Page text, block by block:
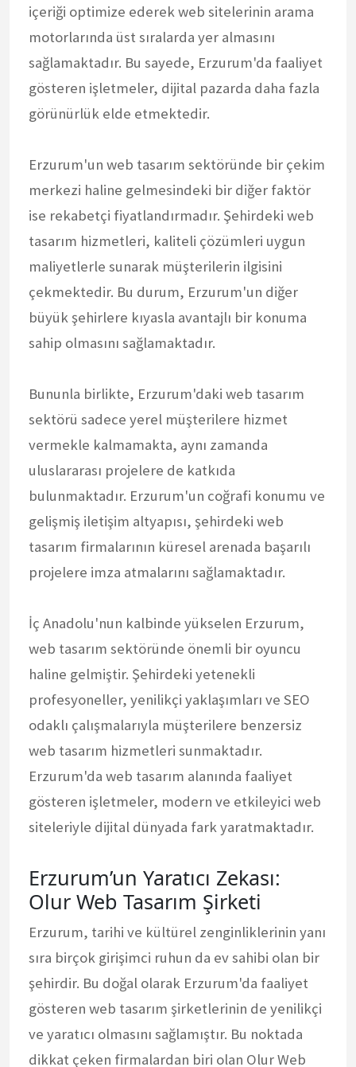
içeriği optimize ederek web sitelerinin arama
motorlarında üst sıralarda yer almasını
sağlamaktadır. Bu sayede, Erzurum'da faaliyet
gösteren işletmeler, dijital pazarda daha fazla
görünürlük elde etmektedir.
Erzurum'un web tasarım sektöründe bir çekim
merkezi haline gelmesindeki bir diğer faktör
ise rekabetçi fiyatlandırmadır. Şehirdeki web
tasarım hizmetleri, kaliteli çözümleri uygun
maliyetlerle sunarak müşterilerin ilgisini
çekmektedir. Bu durum, Erzurum'un diğer
büyük şehirlere kıyasla avantajlı bir konuma
sahip olmasını sağlamaktadır.
Bununla birlikte, Erzurum'daki web tasarım
sektörü sadece yerel müşterilere hizmet
vermekle kalmamakta, aynı zamanda
uluslararası projelere de katkıda
bulunmaktadır. Erzurum'un coğrafi konumu ve
gelişmiş iletişim altyapısı, şehirdeki web
tasarım firmalarının küresel arenada başarılı
projelere imza atmalarını sağlamaktadır.
İç Anadolu'nun kalbinde yükselen Erzurum,
web tasarım sektöründe önemli bir oyuncu
haline gelmiştir. Şehirdeki yetenekli
profesyoneller, yenilikçi yaklaşımları ve SEO
odaklı çalışmalarıyla müşterilere benzersiz
web tasarım hizmetleri sunmaktadır.
Erzurum'da web tasarım alanında faaliyet
gösteren işletmeler, modern ve etkileyici web
siteleriyle dijital dünyada fark yaratmaktadır.
Erzurum’un Yaratıcı Zekası:
Olur Web Tasarım Şirketi
Erzurum, tarihi ve kültürel zenginliklerinin yanı
sıra birçok girişimci ruhun da ev sahibi olan bir
şehirdir. Bu doğal olarak Erzurum'da faaliyet
gösteren web tasarım şirketlerinin de yenilikçi
ve yaratıcı olmasını sağlamıştır. Bu noktada
dikkat çeken firmalardan biri olan Olur Web